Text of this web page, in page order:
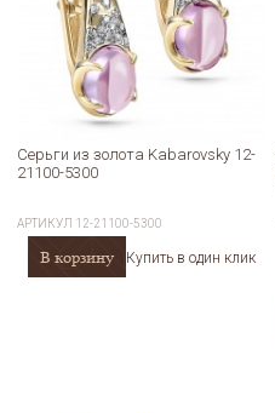
Серьги из золота Kabarovsky 12-
21100-5300
АРТИКУЛ 12-21100-5300
В корзину Купить в один клик